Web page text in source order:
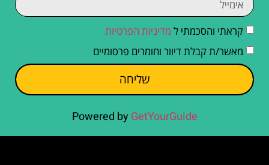
קראתי והסכמתי ל מדיניות הפרטיות
מאשר/ת קבלת דיוור וחומרים פרסומיים
שליחה
Powered by GetYourGuide